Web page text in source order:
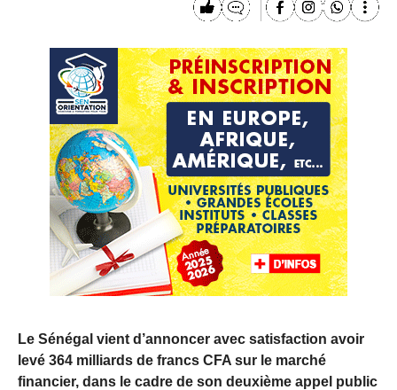
Le Sénégal vient d’annoncer avec satisfaction avoir
levé 364 milliards de francs CFA sur le marché
financier, dans le cadre de son deuxième appel public